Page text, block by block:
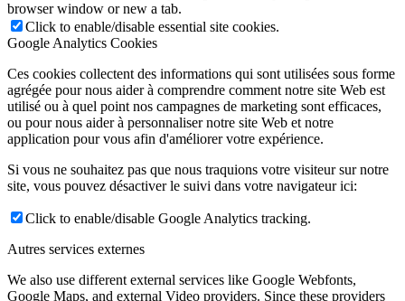
browser window or new a tab.
Click to enable/disable essential site cookies.
Google Analytics Cookies
Ces cookies collectent des informations qui sont utilisées sous forme
agrégée pour nous aider à comprendre comment notre site Web est
utilisé ou à quel point nos campagnes de marketing sont efficaces,
ou pour nous aider à personnaliser notre site Web et notre
application pour vous afin d'améliorer votre expérience.
Si vous ne souhaitez pas que nous traquions votre visiteur sur notre
site, vous pouvez désactiver le suivi dans votre navigateur ici:
Click to enable/disable Google Analytics tracking.
Autres services externes
We also use different external services like Google Webfonts,
Google Maps, and external Video providers. Since these providers